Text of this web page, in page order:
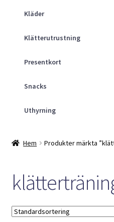
Aktuellt
Kläder
Klätterutrustning
Presentkort
Snacks
Uthyrning
Hem Produkter märkta